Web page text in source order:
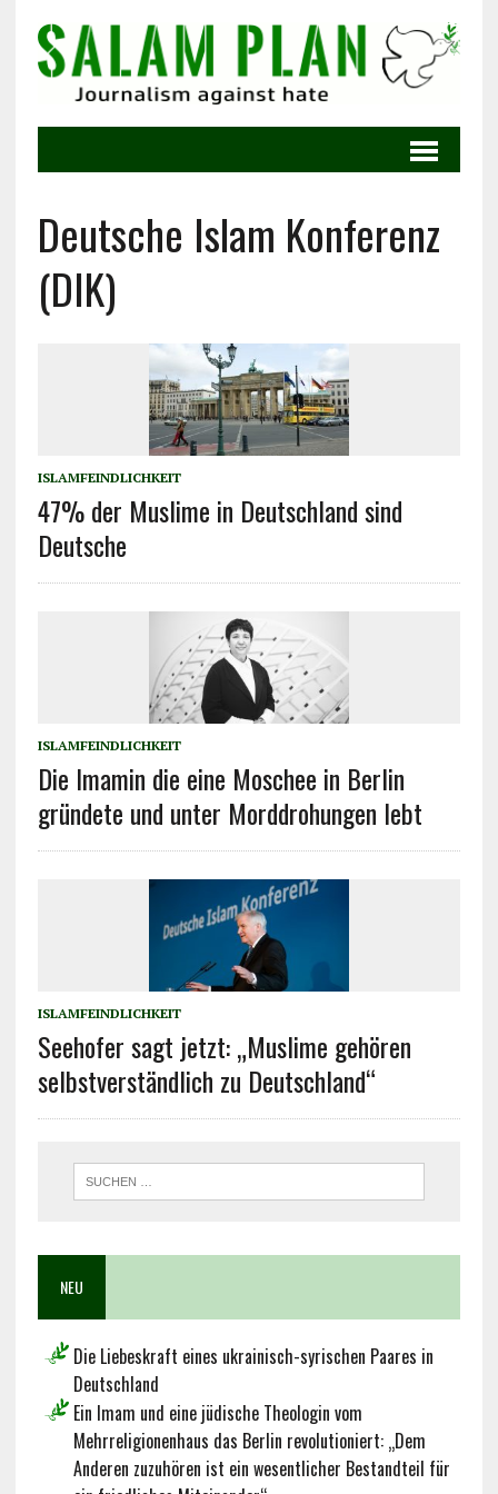
Deutsche Islam Konferenz
(DIK)
ISLAMFEINDLICHKEIT
47% der Muslime in Deutschland sind
Deutsche
ISLAMFEINDLICHKEIT
Die Imamin die eine Moschee in Berlin
gründete und unter Morddrohungen lebt
ISLAMFEINDLICHKEIT
Seehofer sagt jetzt: „Muslime gehören
selbstverständlich zu Deutschland“
NEU
Die Liebeskraft eines ukrainisch-syrischen Paares in
Deutschland
Ein Imam und eine jüdische Theologin vom
Mehrreligionenhaus das Berlin revolutioniert: „Dem
Anderen zuzuhören ist ein wesentlicher Bestandteil für